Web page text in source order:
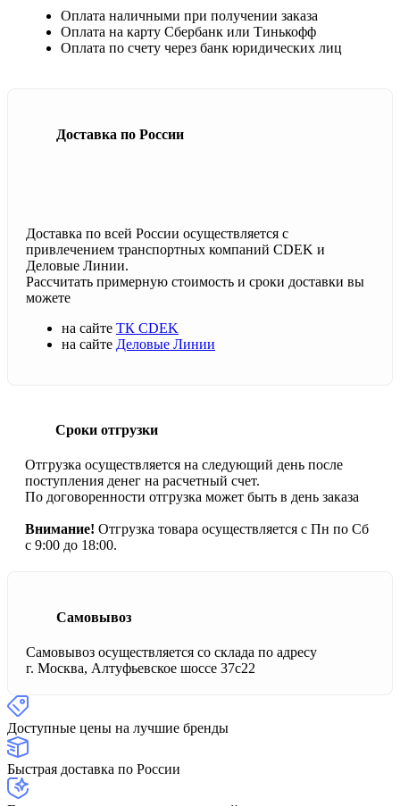
Оплата наличными при получении заказа
Оплата на карту Сбербанк или Тинькофф
Оплата по счету через банк юридических лиц
Доставка по России
Доставка по всей России осуществляется с
привлечением транспортных компаний CDEK и
Деловые Линии.
Рассчитать примерную стоимость и сроки доставки вы
можете
на сайте ТК CDEK
на сайте Деловые Линии
Сроки отгрузки
Отгрузка осуществляется на следующий день после
поступления денег на расчетный счет.
По договоренности отгрузка может быть в день заказа
Внимание! Отгрузка товара осуществляется с Пн по Сб
с 9:00 до 18:00.
Самовывоз
Самовывоз осуществляется со склада по адресу
г. Москва, Алтуфьевское шоссе 37с22
Доступные цены на лучшие бренды
Быстрая доставка по России